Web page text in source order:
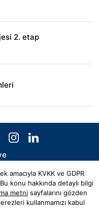
2. etap
amacıyla KVKK ve GDPR
konu hakkında detaylı bilgi
metni sayfalarını gözden
kullanmamızı kabul